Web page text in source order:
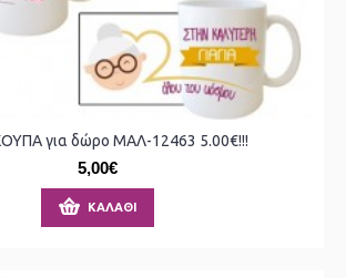
για δώρο ΜΑΛ-12463 5.00€!!!
5,00€
ΚΑΛΆΘΙ